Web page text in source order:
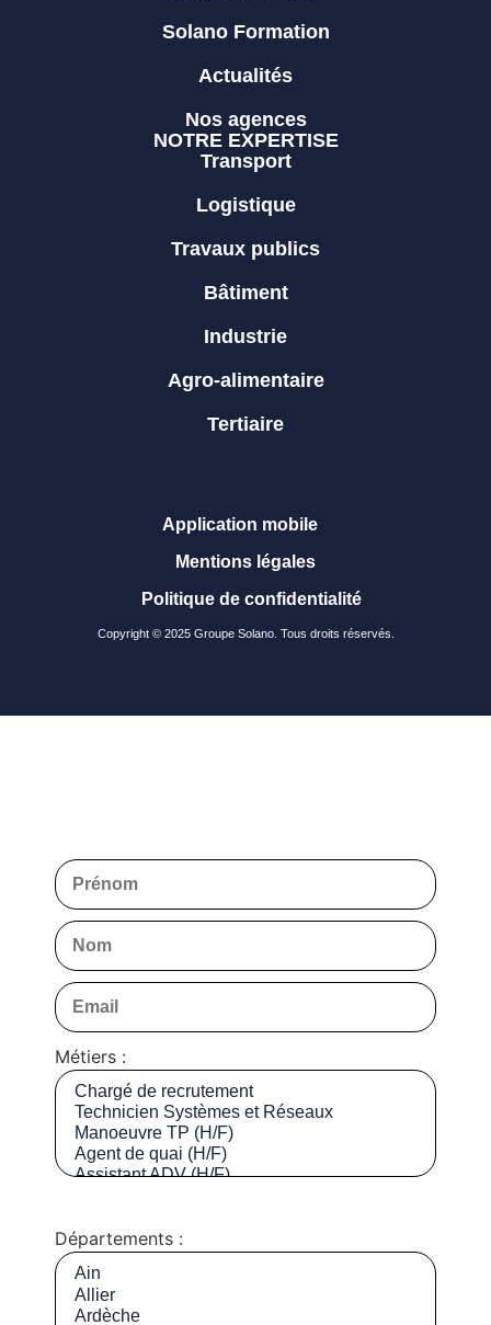
Solano Formation
Actualités
Nos agences
NOTRE EXPERTISE
Transport
Logistique
Travaux publics
Bâtiment
Industrie
Agro-alimentaire
Tertiaire
Copyright © 2025 Groupe Solano. Tous droits réservés.
Application mobile
Mentions légales
Politique de confidentialité
Métiers :
Départements :